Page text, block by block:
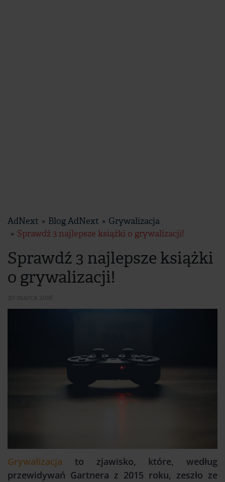
AdNext Blog AdNext
Grywalizacja
Sprawdź 3 najlepsze książki o grywalizacji!
Sprawdź 3 najlepsze książki
o grywalizacji!
Grywalizacja to zjawisko, które, według
przewidywań Gartnera z 2015 roku, zeszło ze